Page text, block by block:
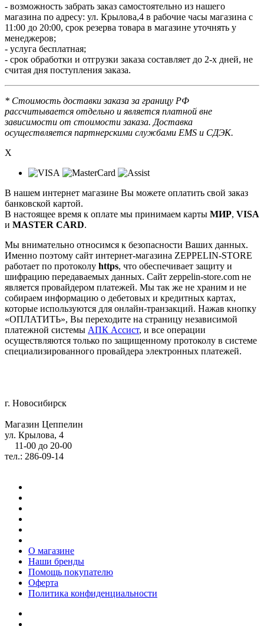
- возможность забрать заказ самостоятельно из нашего
магазина по адресу: ул. Крылова,4 в рабочие часы магазина с
11:00 до 20:00, срок резерва товара в магазине уточнять у
менеджеров;
- услуга бесплатная;
- срок обработки и отгрузки заказа составляет до 2-х дней, не
считая дня поступления заказа.
* Стоимость доставки заказа за границу РФ
рассчитывается отдельно и является платной вне
зависимости от стоимости заказа. Доставка
осуществляется партнерскими службами EMS и СДЭК.
X
В нашем интернет магазине Вы можете оплатить свой заказ
банковской картой.
В настоящее время к оплате мы принимаем карты МИР, VISA
и MASTER CARD.
Мы внимательно относимся к безопасности Ваших данных.
Именно поэтому сайт интернет-магазина ZEPPELIN-STORE
работает по протоколу https, что обеспечивает защиту и
шифрацию передаваемых данных. Сайт zeppelin-store.com не
является провайдером платежей. Мы так же не храним и не
собираем информацию о дебетовых и кредитных картах,
которые используются для онлайн-транзакций. Нажав кнопку
«ОПЛАТИТЬ», Вы переходите на страницу независимой
платежной системы АПК Ассист, и все операции
осуществляются только по защищенному протоколу в системе
специализированного провайдера электронных платежей.
г. Новосибирск
Магазин Цеппелин
ул. Крылова, 4
11-00 до 20-00
тел.: 286-09-14
О магазине
Наши бренды
Помощь покупателю
Оферта
Политика конфиденциальности